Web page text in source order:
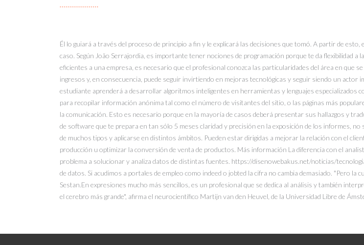
Él lo guiará a través del proceso de principio a fin y le explicará las decisiones que tomó. A partir de
caso. Según João Serrajordia, es importante tener nociones de programación porque te da flexibilidad
eficientes a una empresa, es necesario que el profesional conozca las particularidades del área en que
ingresos y, en consecuencia, puede seguir invirtiendo en mejoras tecnológicas y seguir siendo un
estudiante aprenderá a desarrollar algoritmos inteligentes en herramientas y lenguajes especializados
para recopilar información anónima tal como el número de visitantes del sitio, o las páginas más
la comunicación. Esto es necesario porque en la mayoría de casos deberá presentar sus hallazgos y
de software que te prepara en tan sólo 5 meses claridad y precisión en la exposición de los informes,
de muchos tipos y aplicarse en distintos ámbitos. Pueden estar dirigidas a mejorar la relación con el
producción u optimizar la conversión de venta de productos. Más información La diferencia con el
problema a solucionar y analiza datos de distintas fuentes. https://disenowebakus.net/noticias/
de datos. Si acudimos a portales de empleo como indeed o jobted la cifra no cambia demasiado. "Pero
Sestan.En expresiones mucho más sencillos, es un profesional que se dedica al análisis y también
el cerebro más grande", afirma el neurocientífico Martijn van den Heuvel, de la Universidad Libre de